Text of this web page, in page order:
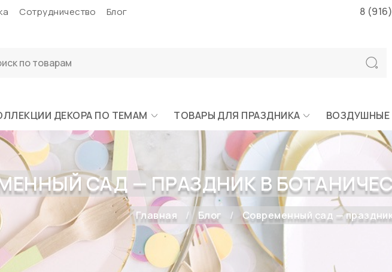
Сотрудничество Блог 8
ДЕКОРА ПО ТЕМАМ ТОВАРЫ ДЛЯ ПРАЗДНИКА ВОЗДУШНЫЕ
САД — ПРАЗДНИК В
Главная Блог Современный сад —